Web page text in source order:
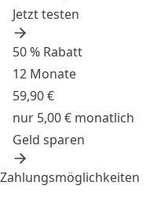
Jetzt testen
50 % Rabatt
12 Monate
59,90 €
nur 5,00 € monatlich
Geld sparen
Zahlungsmöglichkeiten